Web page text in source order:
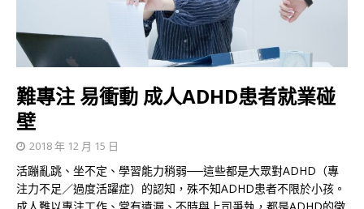
難專注 易衝動 成人ADHD患者就業碰
壁
2018 年 12 月 15 日
活蹦亂跳、坐不定、學習能力稍弱──這些都是大眾對ADHD（專
注力不足／過度活躍症）的認知，殊不知ADHD患者不限於小孩。